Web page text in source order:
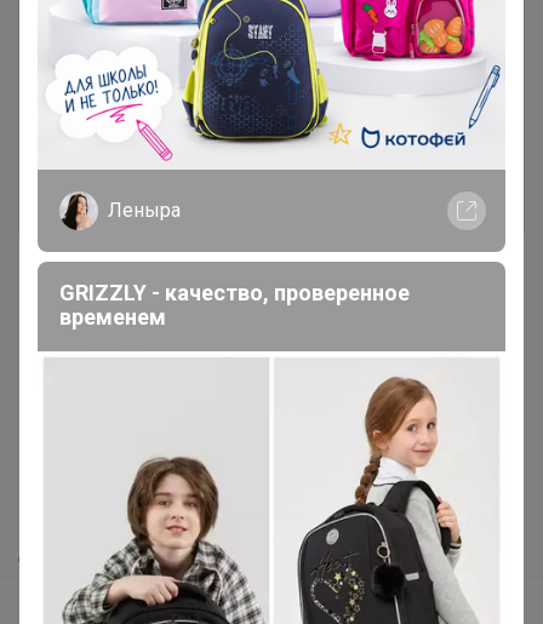
Чтобы ответить или задать вопрос
необходимо авторизоваться на сайте
Это займет меньше минуты
Как сделать заказ?
Как получить?
Шоурумы
Леныра
GRIZZLY - качество, проверенное
временем